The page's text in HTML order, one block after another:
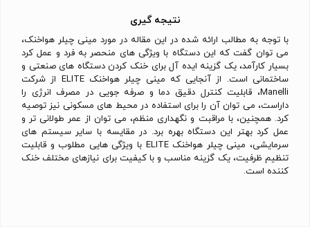
نتیجه گیری
با توجه به مطالب ارائه شده در این مقاله در مورد مینی چیلر هواخنک،
می توان گفت که این دستگاه با ویژگی های منحصر به فرد و عمل کرد
بسیار کارآمد، یک گزینه ایده آل برای خنک کردن دستگاه های صنعتی و
ساختمانی است. از آنجایی که مینی چیلر هواخنک ELITE از شرکت
Manelli، قابلیت کنترل دقیق دما و صرفه جویی در مصرف انرژی را
داراست، می توان آن را برای استفاده در محیط های مسکونی نیز توصیه
کرد. همچنین، با مراقبت و نگهداری منظم، می توان از عمر طولانی تر و
عمل کرد بهتر این دستگاه بهره برد. در مقایسه با سایر سیستم های
سرمایشی، مینی چیلر هواخنک ELITE با ویژگی هایی مطلوب و قابلیت
تنظیم ظرفیت، یک گزینه مناسب و با کیفیت برای نیازهای مختلف خنک
کننده است.